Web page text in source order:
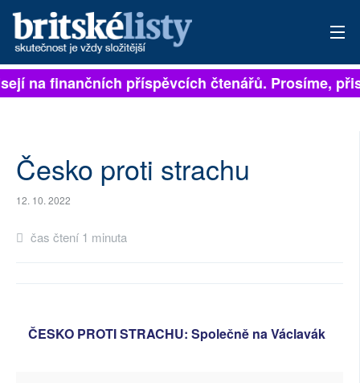
PŘIHLÁSIT
ARCHIV
ROZHOVORY
TÉMATA
PŘÍSPĚVKY NA PROVOZ
na finančních příspěvcích čtenářů. Prosíme,
Česko proti strachu
12. 10. 2022
čas čtení 1 minuta
ČESKO PROTI STRACHU: Společně na Václavák